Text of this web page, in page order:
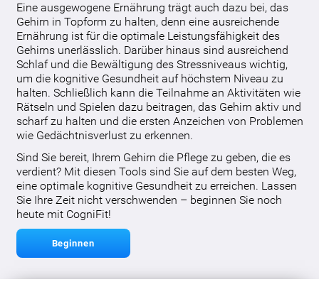
Eine ausgewogene Ernährung trägt auch dazu bei, das
Gehirn in Topform zu halten, denn eine ausreichende
Ernährung ist für die optimale Leistungsfähigkeit des
Gehirns unerlässlich. Darüber hinaus sind ausreichend
Schlaf und die Bewältigung des Stressniveaus wichtig,
um die kognitive Gesundheit auf höchstem Niveau zu
halten. Schließlich kann die Teilnahme an Aktivitäten wie
Rätseln und Spielen dazu beitragen, das Gehirn aktiv und
scharf zu halten und die ersten Anzeichen von Problemen
wie Gedächtnisverlust zu erkennen.
Sind Sie bereit, Ihrem Gehirn die Pflege zu geben, die es
verdient? Mit diesen Tools sind Sie auf dem besten Weg,
eine optimale kognitive Gesundheit zu erreichen. Lassen
Sie Ihre Zeit nicht verschwenden – beginnen Sie noch
heute mit CogniFit!
Beginnen